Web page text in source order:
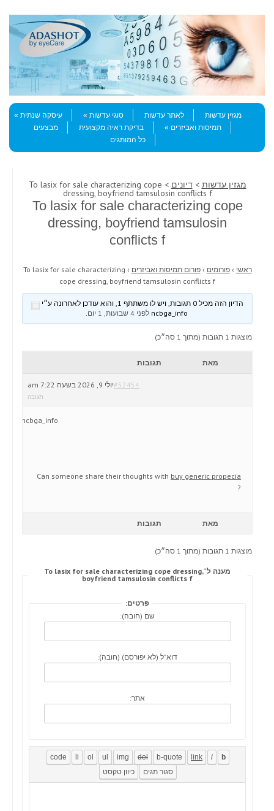
Menu
Skip to content
מגזין עדשות
לאתר עדשות סוגי עדשות
עיסקה שנתית
תמיסות ואביזרים
בדיקת ראיה מקצועית
מבצעים
כל המותגים
מגזין עדשות >דיונים > To lasix for sale characterizing cope
dressing, boyfriend tamsulosin conflicts f
To lasix for sale characterizing cope
dressing, boyfriend tamsulosin
conflicts f
ראשי › פורומים › פורום תמיסות ואביזרים ›
To lasix for sale characterizing
cope dressing, boyfriend tamsulosin conflicts f
הדיון הזה מכיל 0 תגובות, ויש לו משתתף 1, והוא עודכן לאחרונה ע״י
לפני 4 שבועות, 1 יום .
מוצגות 1 תגובות (מתוך 1 סה״כ)
מאת תגובות
יולי 9, 2026 בשעה 7:22 am#52454
תגובה
ncbga_info
Can someone share their thoughts with buy generic propecia
?
מאת תגובות
מוצגות 1 תגובות (מתוך 1 סה״כ)
מענה ל־To lasix for sale characterizing cope dressing,
boyfriend tamsulosin conflicts f
פרטים:
שם (חובה):
דוא"ל (לא יפורסם) (חובה):
אתר: